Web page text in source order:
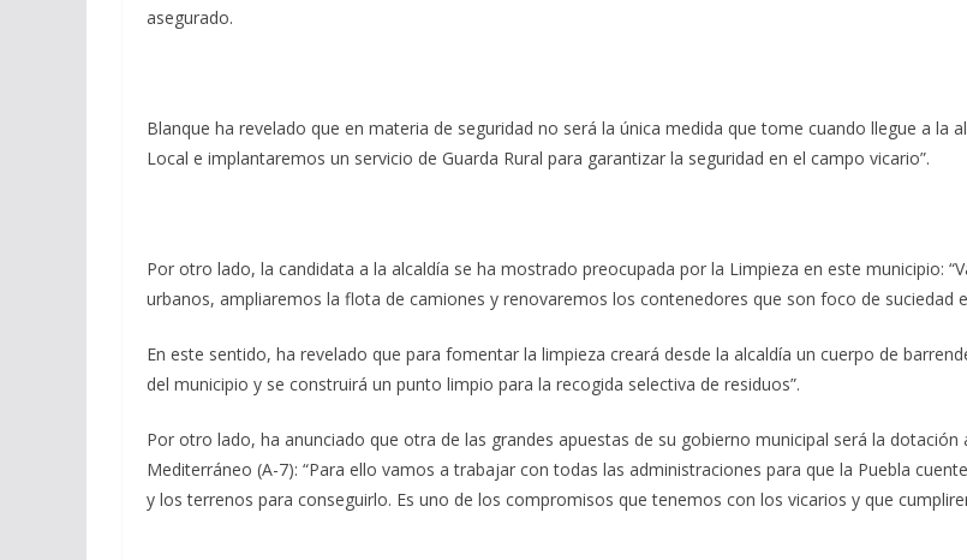
asegurado.
Blanque ha revelado que en materia de seguridad no será la única medida que tome cuando llegue a la
Local e implantaremos un servicio de Guarda Rural para garantizar la seguridad en el campo vicario”.
Por otro lado, la candidata a la alcaldía se ha mostrado preocupada por la Limpieza en este municipio:
urbanos, ampliaremos la flota de camiones y renovaremos los contenedores que son foco de suciedad
En este sentido, ha revelado que para fomentar la limpieza creará desde la alcaldía un cuerpo de
del municipio y se construirá un punto limpio para la recogida selectiva de residuos”.
Por otro lado, ha anunciado que otra de las grandes apuestas de su gobierno municipal será la
Mediterráneo (A-7): “Para ello vamos a trabajar con todas las administraciones para que la Puebla
y los terrenos para conseguirlo. Es uno de los compromisos que tenemos con los vicarios y que